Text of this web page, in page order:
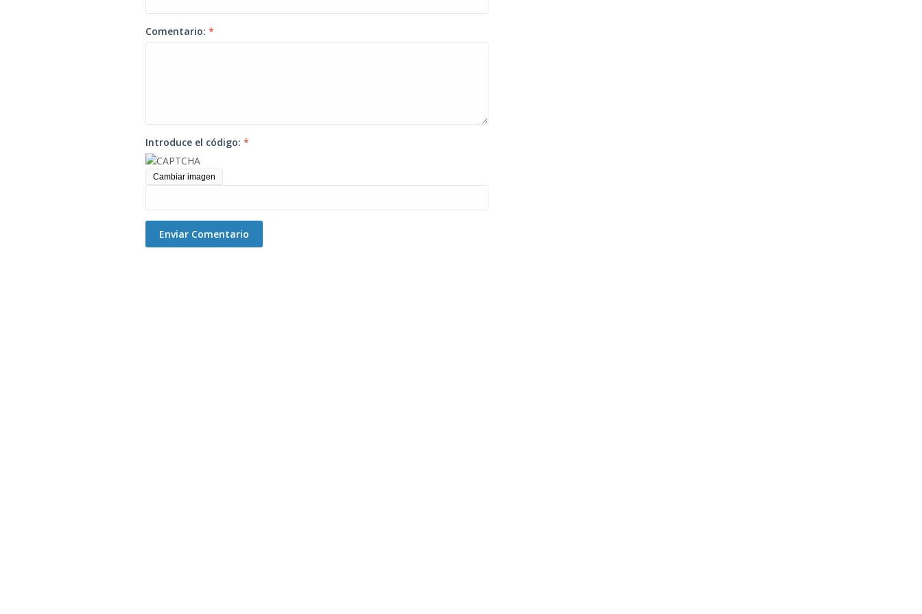
Comentario: *
Introduce el código: *
Cambiar imagen
Enviar Comentario